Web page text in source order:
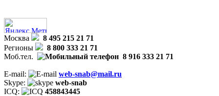
Москва
8 495 215 21 71
Регионы
8 800 333 21 71
Моб.тел.
8 916 333 21 71
E-mail:
web-snab@mail.ru
Skype:
web-snab
ICQ:
458843445